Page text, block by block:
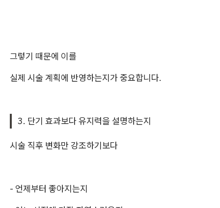
그렇기 때문에 이를
실제 시술 계획에 반영하는지가 중요합니다.
3. 단기 효과보다 유지력을 설명하는지
시술 직후 변화만 강조하기보다
- 언제부터 좋아지는지